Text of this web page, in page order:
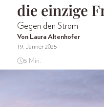
die einzige
Gegen den Strom
Von Laura Altenhofer
19. Jänner 2025
5 Min.